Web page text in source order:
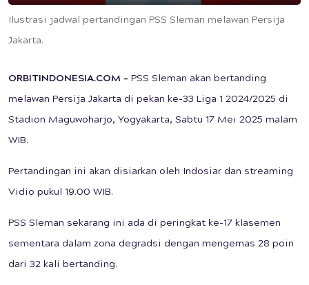
Ilustrasi jadwal pertandingan PSS Sleman melawan Persija
Jakarta.
ORBITINDONESIA.COM – PSS Sleman akan bertanding
melawan Persija Jakarta di pekan ke-33 Liga 1 2024/2025 di
Stadion Maguwoharjo, Yogyakarta, Sabtu 17 Mei 2025 malam
WIB.
Pertandingan ini akan disiarkan oleh Indosiar dan streaming
Vidio pukul 19.00 WIB.
PSS Sleman sekarang ini ada di peringkat ke-17 klasemen
sementara dalam zona degradsi dengan mengemas 28 poin
dari 32 kali bertanding.